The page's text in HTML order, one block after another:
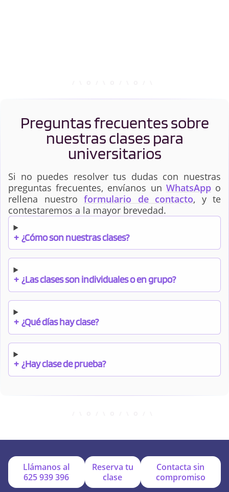
Preguntas frecuentes sobre
nuestras clases para
universitarios
Si no puedes resolver tus dudas con nuestras
preguntas frecuentes, envíanos un WhatsAppo
rellena nuestro formulario de contacto, y te
contestaremos a la mayor brevedad.
+ ¿Cómo son nuestras clases?
+ ¿Las clases son individuales o en grupo?
+ ¿Qué días hay clase?
+ ¿Hay clase de prueba?
Llámanos al
625 939 396
Reserva tu
clase
Contacta sin
compromiso